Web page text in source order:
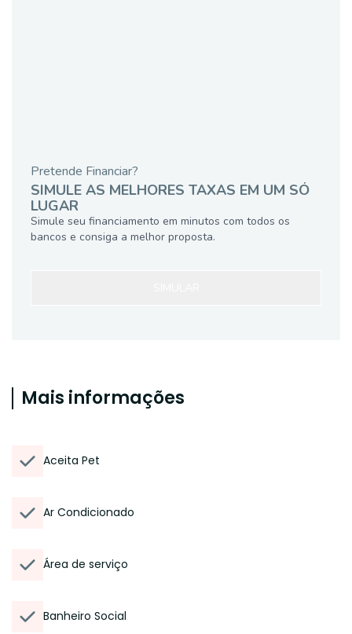
Pretende Financiar?
SIMULE AS MELHORES TAXAS EM UM SÓ
LUGAR
Simule seu financiamento em minutos com todos os
bancos e consiga a melhor proposta.
Mais informações
Aceita Pet
Ar Condicionado
Área de serviço
Banheiro Social